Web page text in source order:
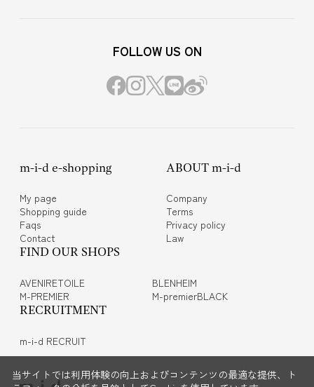
FOLLOW US ON
m-i-d e-shopping
My page
Shopping guide
Faqs
Contact
ABOUT m-i-d
Company
Terms
Privacy policy
Law
FIND OUR SHOPS
AVENIRETOILE
BLENHEIM
M-PREMIER
M-premierBLACK
RECRUITMENT
m-i-d RECRUIT
当サイトでは利用体験の向上およびコンテンツの最適な提供、ト